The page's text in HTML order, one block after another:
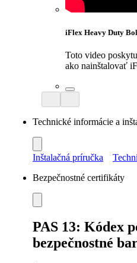
iFlex Heavy Duty
Toto video
ako nainštalovať
Technické informácie a
Inštalačná príručka
Bezpečnostné certifikáty
PAS 13: Kódex
bezpečnostné